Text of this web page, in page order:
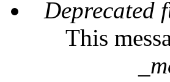
Deprecated
This